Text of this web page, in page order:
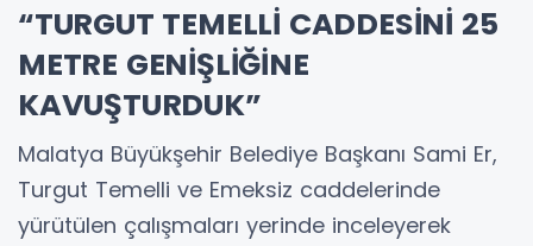
“TURGUT TEMELLİ CADDESİNİ 25
METRE GENİŞLİĞİNE
KAVUŞTURDUK”
Malatya Büyükşehir Belediye Başkanı Sami Er,
Turgut Temelli ve Emeksiz caddelerinde
yürütülen çalışmaları yerinde inceleyerek